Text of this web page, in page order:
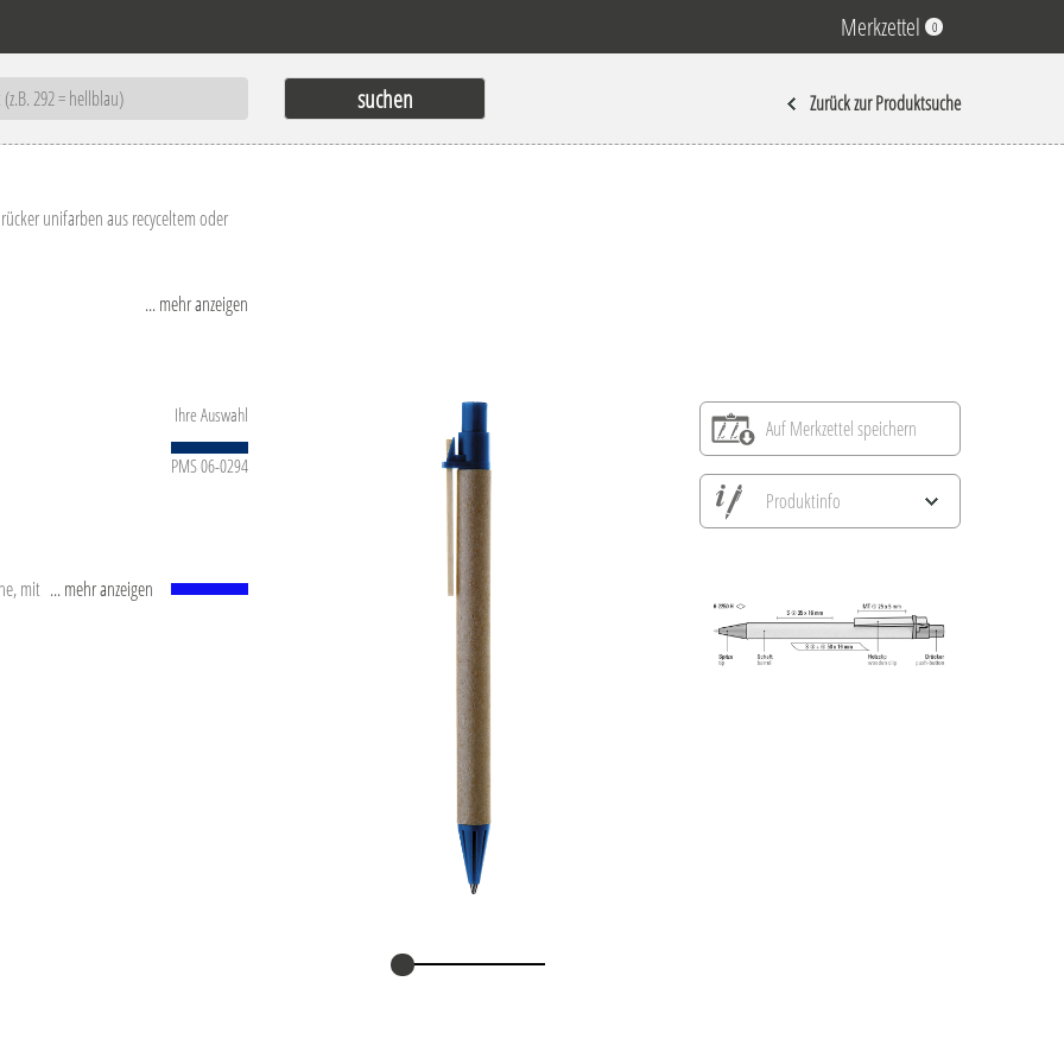
Merkzettel 0
Zurück zur Produktsuche
unifarben aus recyceltem oder
und wird aus europäischen
... mehr anzeigen
Ihre Auswahl
PMS 06-0294
mit weißem
... mehr anzeigen
Auf Merkzettel speichern
Produktinfo
Information Druckposition